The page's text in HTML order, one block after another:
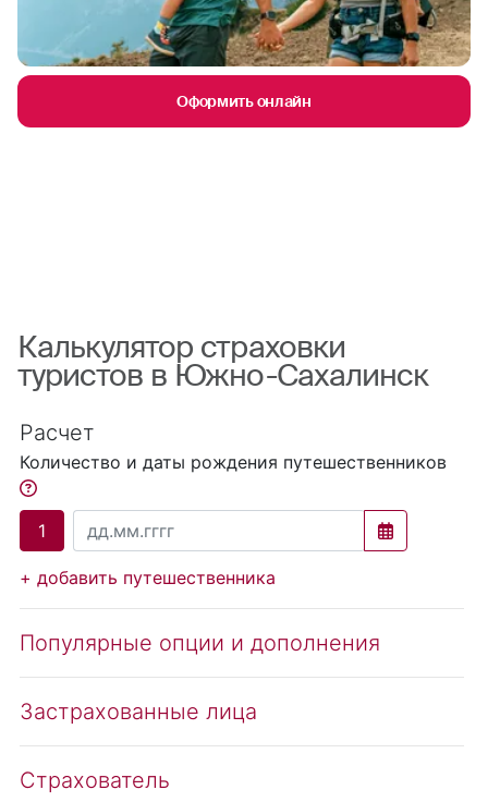
Оформить онлайн
Калькулятор страховки
туристов в Южно-Сахалинск